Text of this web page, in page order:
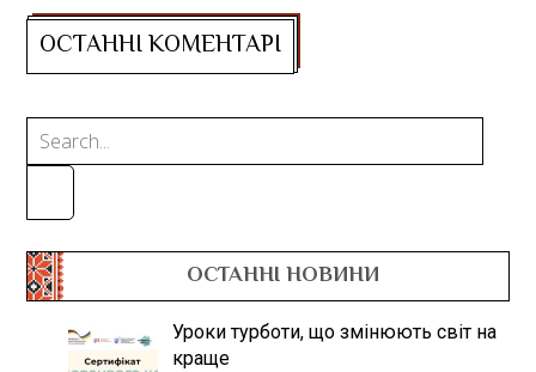
ОСТАННІ НОВИНИ
Уроки турботи, що змінюють світ на
краще